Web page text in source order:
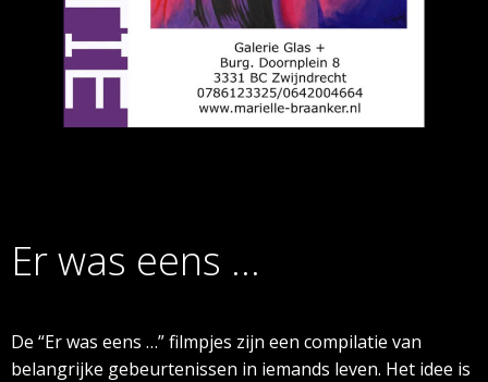
Er was eens …
De “Er was eens …” filmpjes zijn een compilatie van
belangrijke gebeurtenissen in iemands leven. Het idee is